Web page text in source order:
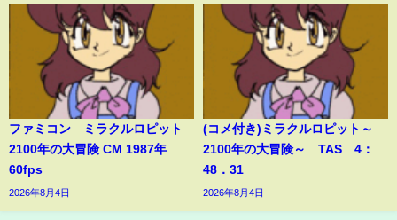
ファミコン ミラクルロピット
2100年の大冒険 CM 1987年
60fps
2026年8月4日
(コメ付き)ミラクルロピット～
2100年の大冒険～ TAS 4：
48．31
2026年8月4日